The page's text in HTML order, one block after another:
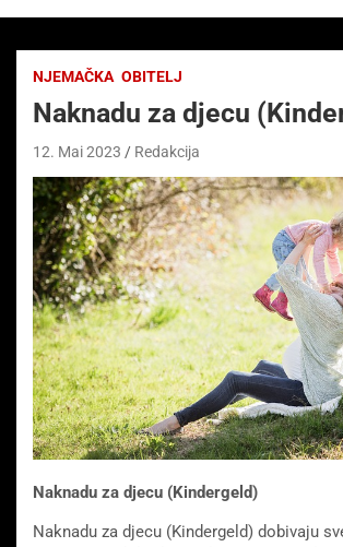
NJEMAČKA OBITELJ
Naknadu za djecu
12. Mai 2023 Redakcija
Naknadu za djecu (Kindergeld)
Naknadu za djecu (Kindergeld) dobivaju